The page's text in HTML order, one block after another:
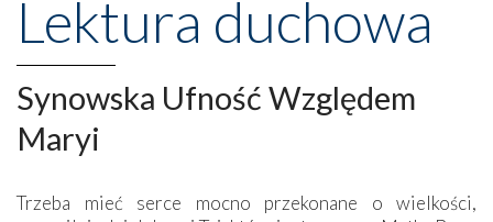
Lektura duchowa
Synowska Ufność Względem
Maryi
Trzeba mieć serce mocno przekonane o wielkości,